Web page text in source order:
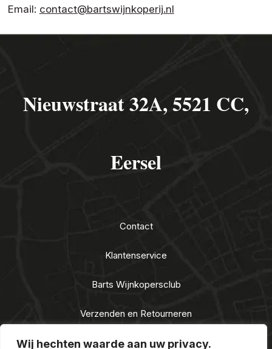
Wij hechten waarde aan uw privacy.
Email: contact@bartswijnkoperij.nl
Nieuwstraat 32A, 5521 CC,
Eersel
Contact
Klantenservice
Barts Wijnkopersclub
Verzenden en Retourneren
Algemene voorwaarden